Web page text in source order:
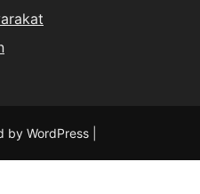
by WordPress